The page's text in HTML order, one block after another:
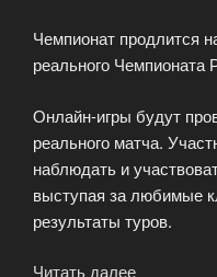
Чемпионат продлится
реального Чемпионата
Онлайн-игры будут
реального матча.
наблюдать и
выступая за любимые
результаты туров.
Читать далее